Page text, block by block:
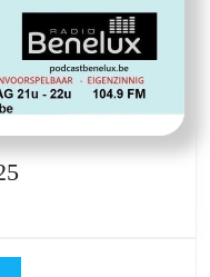
Bootleg
januari